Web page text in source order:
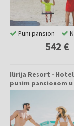
542 €
Puni pansion
Ilirija Resort -
punim pansionom